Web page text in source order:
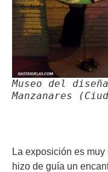
Museo del
Manzanares
La exposición es
hizo de guía un